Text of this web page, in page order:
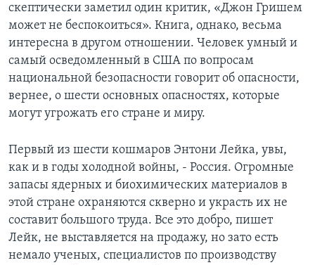
скептически заметил один критик, «Джон Гришем
может не беспокоиться». Книга, однако, весьма
интересна в другом отношении. Человек умный и
самый осведомленный в США по вопросам
национальной безопасности говорит об опасности,
вернее, о шести основных опасностях, которые
могут угрожать его стране и миру.
Первый из шести кошмаров Энтони Лейка, увы,
как и в годы холодной войны, - Россия. Огромные
запасы ядерных и биохимических материалов в
этой стране охраняются скверно и украсть их не
составит большого труда. Все это добро, пишет
Лейк, не выставляется на продажу, но зато есть
немало ученых, специалистов по производству